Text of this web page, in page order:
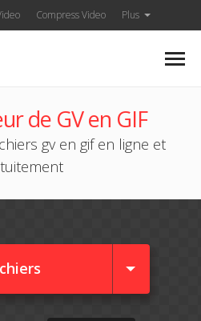
Compress Video Plus
de GV en GIF
gv en gif en ligne et